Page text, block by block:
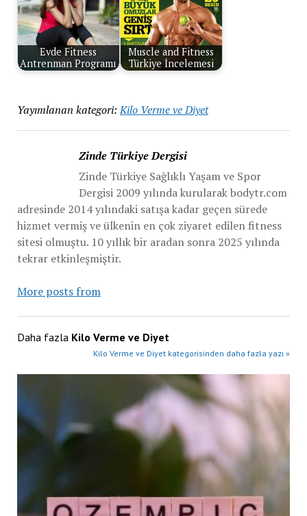
Evde Fitness
Antrenman Programı
Muscle and Fitness
Türkiye İncelemesi
Yayımlanan kategori: Kilo Verme ve Diyet
Zinde Türkiye Dergisi
Zinde Türkiye Sağlıklı Yaşam ve Spor
Dergisi 2009 yılında kurularak bodytr.com
adresinde 2014 yılındaki satışa kadar geçen sürede
hizmet vermiş ve ülkenin en çok ziyaret edilen fitness
sitesi olmuştu. 10 yıllık bir aradan sonra 2025 yılında
tekrar etkinleşmiştir.
More posts from
Daha fazla Kilo Verme ve Diyet
Kilo Verme ve Diyet kategorisinden daha fazla yazı »